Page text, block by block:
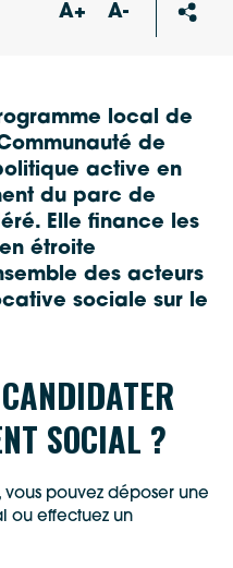
A+ A-
local de
de
active en
du parc de
Elle finance les
étroite
des acteurs
sociale sur le
SOCIAL ?
vous pouvez déposer une
ou effectuez un